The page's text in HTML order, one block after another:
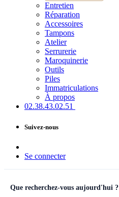
Entretien
Réparation
Accessoires
Tampons
Atelier
Serrurerie
Maroquinerie
Outils
Piles
Immatriculations
À propos
02.38.43​.02.51
Suivez-nous
Se connecter
Que recherchez-vous aujourd'hui ?